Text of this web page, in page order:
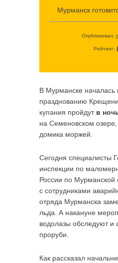
Мурманск
Опубликовал:
Рейтинг:
В Мурманске началась
празднованию
купания пройдут в
на Семеновском озере,
домика моржей.
Сегодня специалисты
инспекции по
России по Мурманской
с сотрудниками
отряда Мурманска
льда. А накануне
водолазы обследуют и
проруби.
Как рассказал